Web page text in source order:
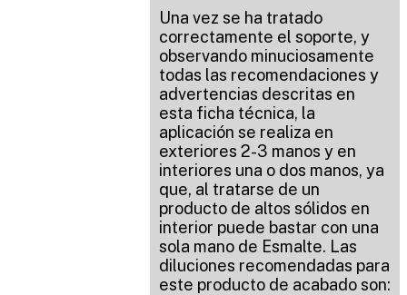
Una vez se ha tratado
correctamente el soporte, y
observando minuciosamente
todas las recomendaciones y
advertencias descritas en
esta ficha técnica, la
aplicación se realiza en
exteriores 2-3 manos y en
interiores una o dos manos, ya
que, al tratarse de un
producto de altos sólidos en
interior puede bastar con una
sola mano de Esmalte. Las
diluciones recomendadas para
este producto de acabado son: